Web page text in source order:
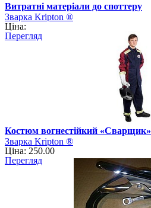
Витратні матеріали до споттеру
Зварка Kripton ®
Ціна:
Перегляд
Костюм вогнестійкий «Сварщик»
Зварка Kripton ®
Ціна: 250.00
Перегляд